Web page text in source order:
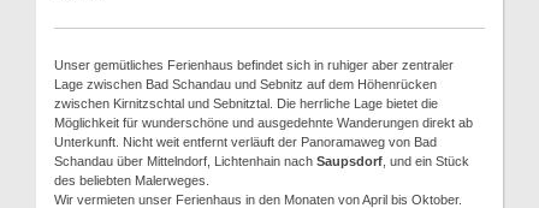
Unser gemütliches Ferienhaus befindet sich in ruhiger aber zentraler
Lage zwischen Bad Schandau und Sebnitz auf dem Höhenrücken
zwischen Kirnitzschtal und Sebnitztal. Die herrliche Lage bietet die
Möglichkeit für wunderschöne und ausgedehnte Wanderungen direkt ab
Unterkunft. Nicht weit entfernt verläuft der Panoramaweg von Bad
Schandau über Mittelndorf, Lichtenhain nach Saupsdorf , und ein Stück
des beliebten Malerweges.
Wir vermieten unser Ferienhaus in den Monaten von April bis Oktober.